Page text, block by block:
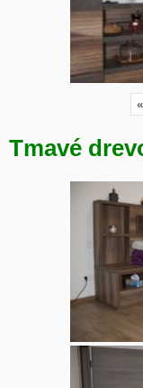
«
Tmavé